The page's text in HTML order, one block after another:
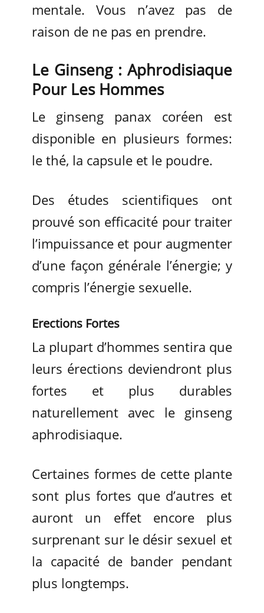
mentale. Vous n’avez pas de
raison de ne pas en prendre.
Le Ginseng : Aphrodisiaque
Pour Les Hommes
Le ginseng panax coréen est
disponible en plusieurs formes:
le thé, la capsule et le poudre.
Des études scientifiques ont
prouvé son efficacité pour traiter
l’impuissance et pour augmenter
d’une façon générale l’énergie; y
compris l’énergie sexuelle.
Erections Fortes
La plupart d’hommes sentira que
leurs érections deviendront plus
fortes et plus durables
naturellement avec le ginseng
aphrodisiaque.
Certaines formes de cette plante
sont plus fortes que d’autres et
auront un effet encore plus
surprenant sur le désir sexuel et
la capacité de bander pendant
plus longtemps.